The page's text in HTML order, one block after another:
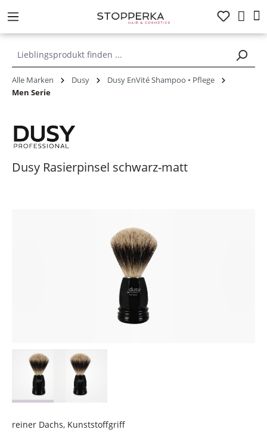
springen
Alle Marken Dusy
Dusy EnVité Shampoo • Pflege
Men Serie
Dusy Rasierpinsel schwarz-matt
reiner Dachs, Kunststoffgriff